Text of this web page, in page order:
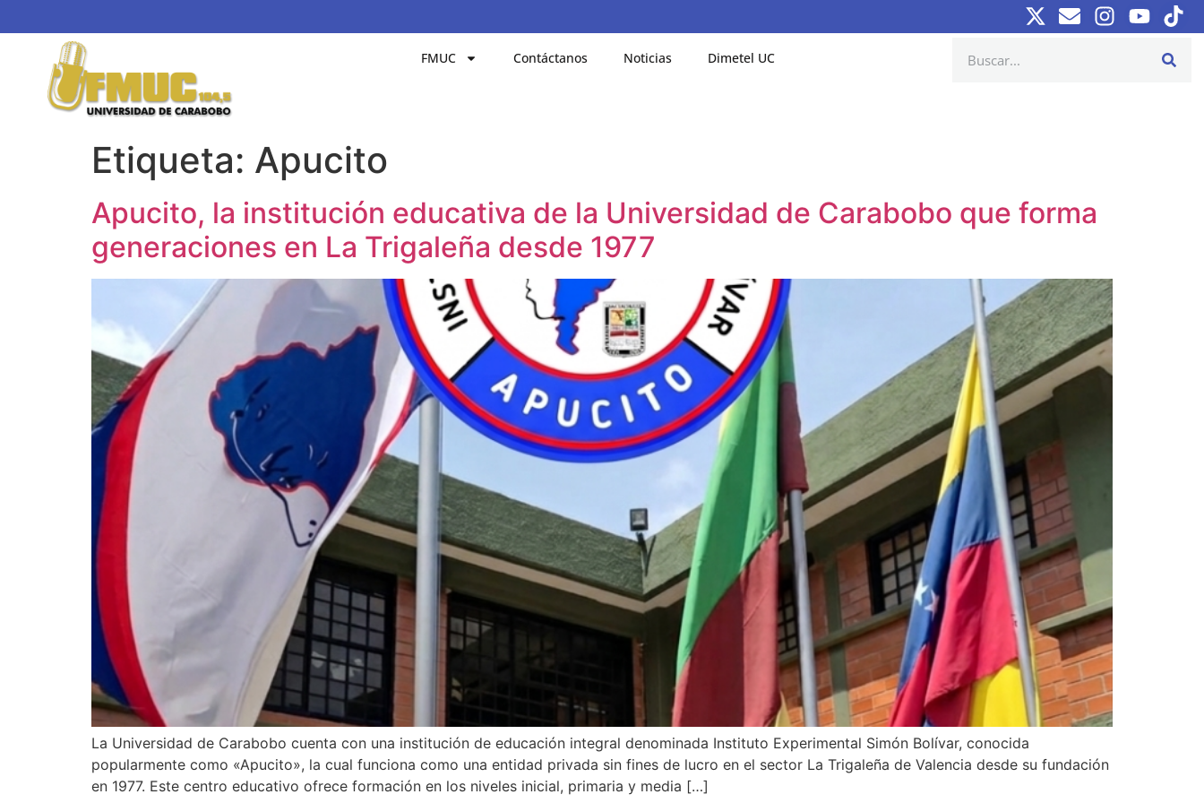
FMUC Contáctanos Noticias Dimetel UC
Etiqueta: Apucito
Apucito, la institución educativa de la Universidad de Carabobo que forma
generaciones en La Trigaleña desde 1977
La Universidad de Carabobo cuenta con una institución de educación integral denominada Instituto Experimental Simón Bolívar, conocida
popularmente como «Apucito», la cual funciona como una entidad privada sin fines de lucro en el sector La Trigaleña de Valencia desde su fundación
en 1977. Este centro educativo ofrece formación en los niveles inicial, primaria y media […]